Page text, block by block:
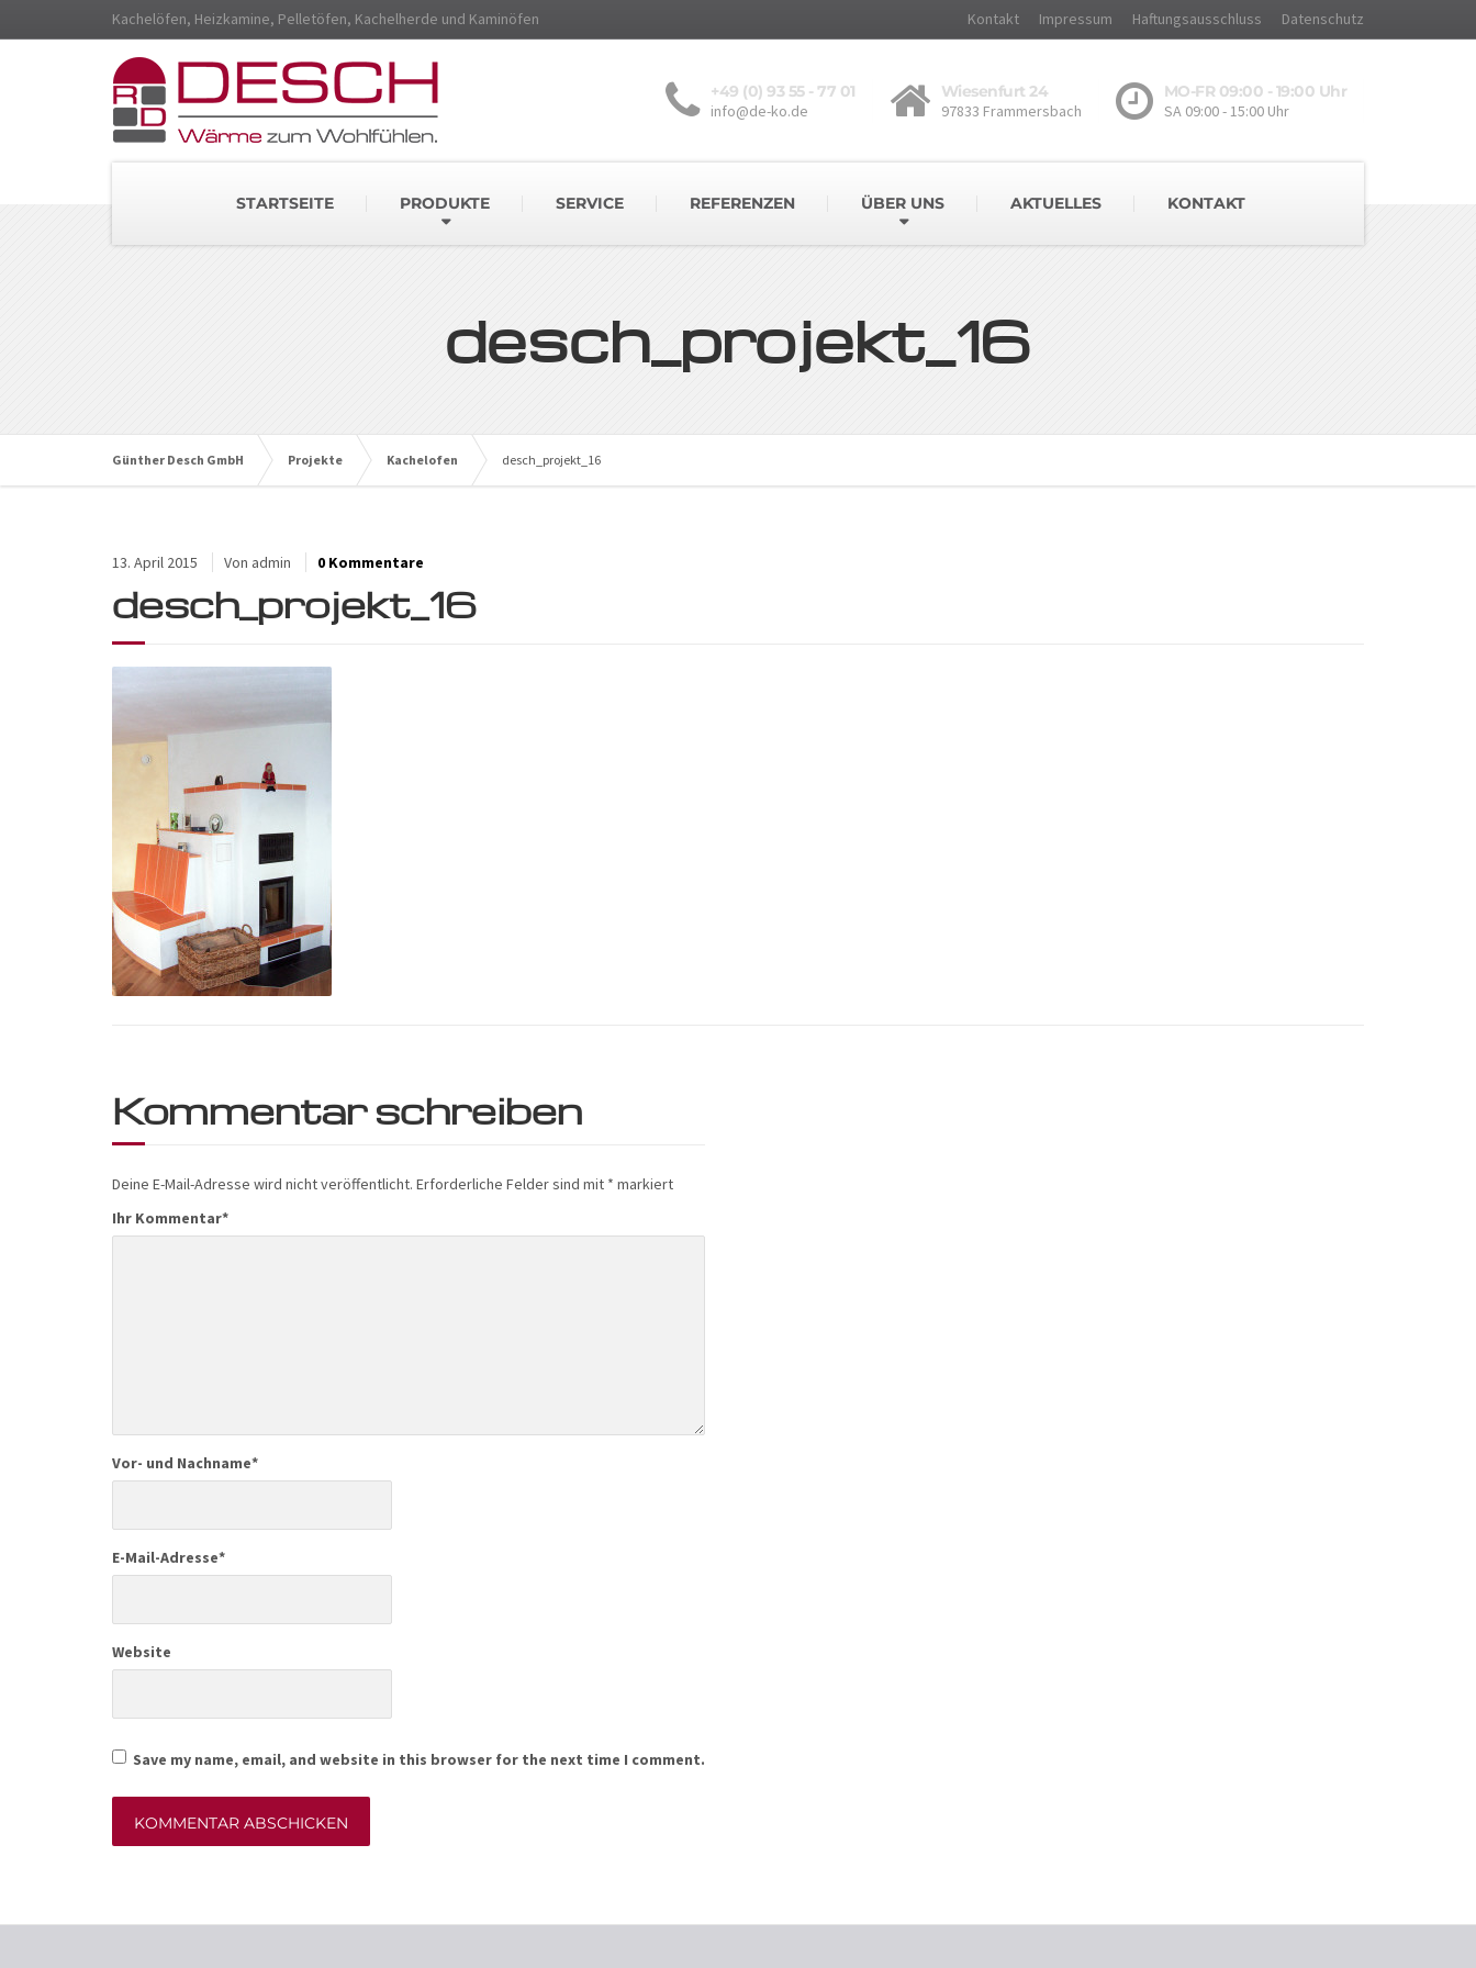
Kachelöfen, Heizkamine, Pelletöfen, Kachelherde und Kaminöfen Kontakt Impressum Haftungsausschluss Datenschutz
+49 (0) 93 55 - 77 01
info@de-ko.de
Wiesenfurt 24
97833 Frammersbach
MO-FR 09:00 - 19:00 Uhr
SA 09:00 - 15:00 Uhr
STARTSEITE PRODUKTE SERVICE REFERENZEN ÜBER UNS AKTUELLES KONTAKT
desch_projekt_16
Günther Desch GmbH Projekte Kachelofen desch_projekt_16
13. April 2015 Von admin 0 Kommentare
desch_projekt_16
Kommentar schreiben
Deine E-Mail-Adresse wird nicht veröffentlicht. Erforderliche Felder sind mit * markiert
Ihr Kommentar*
Vor- und Nachname*
E-Mail-Adresse*
Website
Save my name, email, and website in this browser for the next time I comment.